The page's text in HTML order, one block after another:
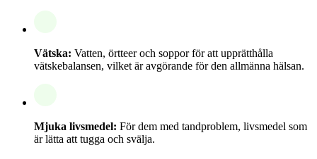
Vätska: Vatten, örtteer och soppor för att upprätthålla
vätskebalansen, vilket är avgörande för den allmänna hälsan.
Mjuka livsmedel: För dem med tandproblem, livsmedel som
är lätta att tugga och svälja.